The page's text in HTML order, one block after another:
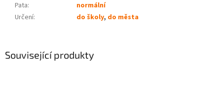
Související produkty
Pata:
normální
Určení: do školy, do města